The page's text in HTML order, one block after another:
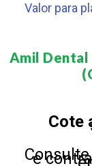
Valor para
Amil Dental
Cote
e